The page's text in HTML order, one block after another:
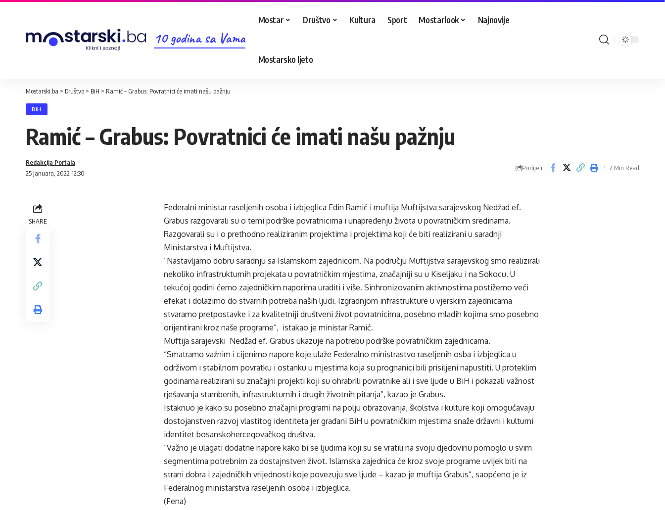
10 godina sa Vama
Mostar Društvo Kultura Sport Mostarlook Najnovije
Mostarsko ljeto
Mostarski.ba > Društvo > BiH > Ramić – Grabus: Povratnici će imati našu pažnju
BIH
Ramić – Grabus: Povratnici će imati našu pažnju
25 Januara, 2022 12:30
Redakcija Portala
Podijeli 2 Min Read
SHARE
Federalni ministar raseljenih osoba i izbjeglica Edin Ramić i muftija Muftijstva sarajevskog Nedžad ef.
Grabus razgovarali su o temi podrške povratnicima i unapređenju života u povratničkim sredinama.
Razgovarali su i o prethodno realiziranim projektima i projektima koji će biti realizirani u saradnji
Ministarstva i Muftijstva.
“Nastavljamo dobru saradnju sa Islamskom zajednicom. Na području Muftijstva sarajevskog smo realizirali
nekoliko infrastrukturnih projekata u povratničkim mjestima, značajniji su u Kiseljaku i na Sokocu. U
tekućoj godini ćemo zajedničkim naporima uraditi i više. Sinhronizovanim aktivnostima postižemo veći
efekat i dolazimo do stvarnih potreba naših ljudi. Izgradnjom infrastrukture u vjerskim zajednicama
stvaramo pretpostavke i za kvalitetniji društveni život povratnicima, posebno mladih kojima smo posebno
orijentirani kroz naše programe”, istakao je ministar Ramić.
Muftija sarajevski Nedžad ef. Grabus ukazuje na potrebu podrške povratničkim zajednicama.
“Smatramo važnim i cijenimo napore koje ulaže Federalno ministrastvo raseljenih osba i izbjeglica u
održivom i stabilnom povratku i ostanku u mjestima koja su prognanici bili prisiljeni napustiti. U proteklim
godinama realizirani su značajni projekti koji su ohrabrili povratnike ali i sve ljude u BiH i pokazali važnost
rješavanja stambenih, infrastrukturnih i drugih životnih pitanja”, kazao je Grabus.
Istaknuo je kako su posebno značajni programi na polju obrazovanja, školstva i kulture koji omogućavaju
dostojanstven razvoj vlastitog identiteta jer građani BiH u povratničkim mjestima snaže državni i kulturni
identitet bosanskohercegovačkog društva.
“Važno je ulagati dodatne napore kako bi se ljudima koji su se vratili na svoju djedovinu pomoglo u svim
segmentima potrebnim za dostajnstven život. Islamska zajednica će kroz svoje programe uvijek biti na
strani dobra i zajedničkih vrijednosti koje povezuju sve ljude – kazao je muftija Grabus”, saopćeno je iz
Federalnog ministarstva raseljenih osoba i izbjeglica.
(Fena)